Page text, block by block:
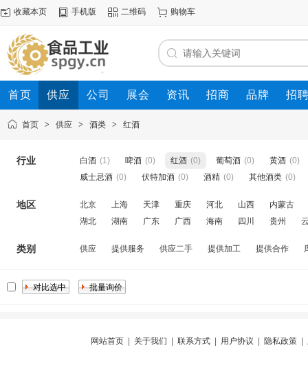
收藏本页 手机版 二维码 购物车
首页 供应 公司 展会 资讯 招商 品牌 招
首页 > 供应 > 酒类 > 红酒
行业 白酒 (1) 啤酒 (0) 红酒 (0) 葡萄酒 (0) 黄酒 (0)
威士忌酒 (0) 伏特加酒 (0) 酒精 (0) 其他酒类 (0)
地区 北京 上海 天津 重庆 河北 山西
内蒙古
湖北
湖南 广东 广西 海南 四川 贵州
类别 供应 提供服务 供应二手 提供加工 提供合作
网站首页| 关于我们 联系方式| 用户协议 隐私政策|